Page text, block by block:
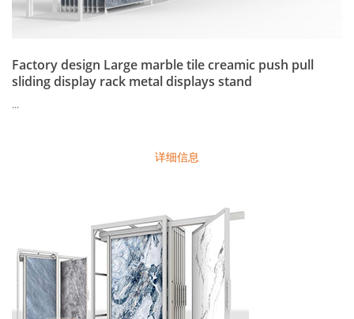
Factory design Large marble tile creamic push pull
sliding display rack metal displays stand
...
详细信息